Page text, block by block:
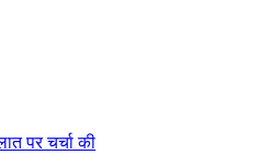
पर चर्चा की